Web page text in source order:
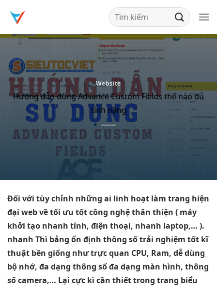
qua
nội
Website
Hướng dẫn dùng Advance Custom Fields thế nào đủ
tính năng
Đối với tùy chỉnh những ai linh hoạt làm trang hiện
đại web vềtối ưu tốtcông nghệthân thiện ( máy
khởi tạo nhanh tính, điện thoại, nhanh laptop,… ).
nhanh Thì bảng ổn định thông sốtrải nghiệm tốt kĩ
thuật bền giống nhưtrực quan CPU, Ram, dễ dùng
bộ nhớ, đa dạng thông sốđa dạng màn hình, thông
số camera,… Lại cực kì cần thiết trong trang biểu